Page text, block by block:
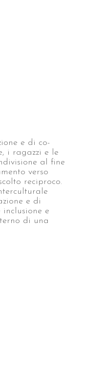
e di co-
i ragazzi e le
al fine
verso
reciproco.
e di
e
di una